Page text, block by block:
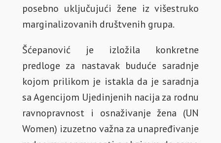
posebno uključujući žene iz višestruko
marginalizovanih društvenih grupa.
Šćepanović je izložila konkretne
predloge za nastavak buduće saradnje
kojom prilikom je istakla da je saradnja
sa Agencijom Ujedinjenih nacija za rodnu
ravnopravnost i osnaživanje žena (UN
Women) izuzetno važna za unapređivanje